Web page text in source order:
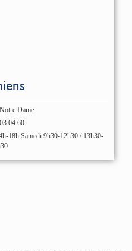
Dame
18h Samedi 9h30-12h30 / 13h30-